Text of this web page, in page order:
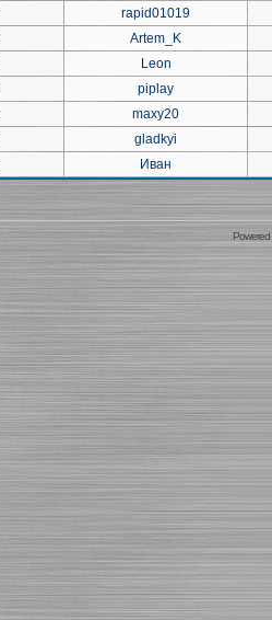
rapid01019
Artem_K
Leon
piplay
maxy20
gladkyi
Иван